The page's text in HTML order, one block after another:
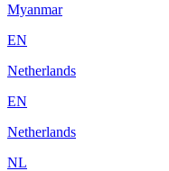
Myanmar
EN
Netherlands
EN
Netherlands
NL